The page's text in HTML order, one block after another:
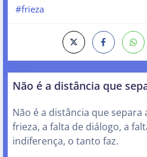
#frieza
Não é a distância que
Não é a distância que separa
frieza, a falta de diálogo, a
indiferença, o tanto faz.